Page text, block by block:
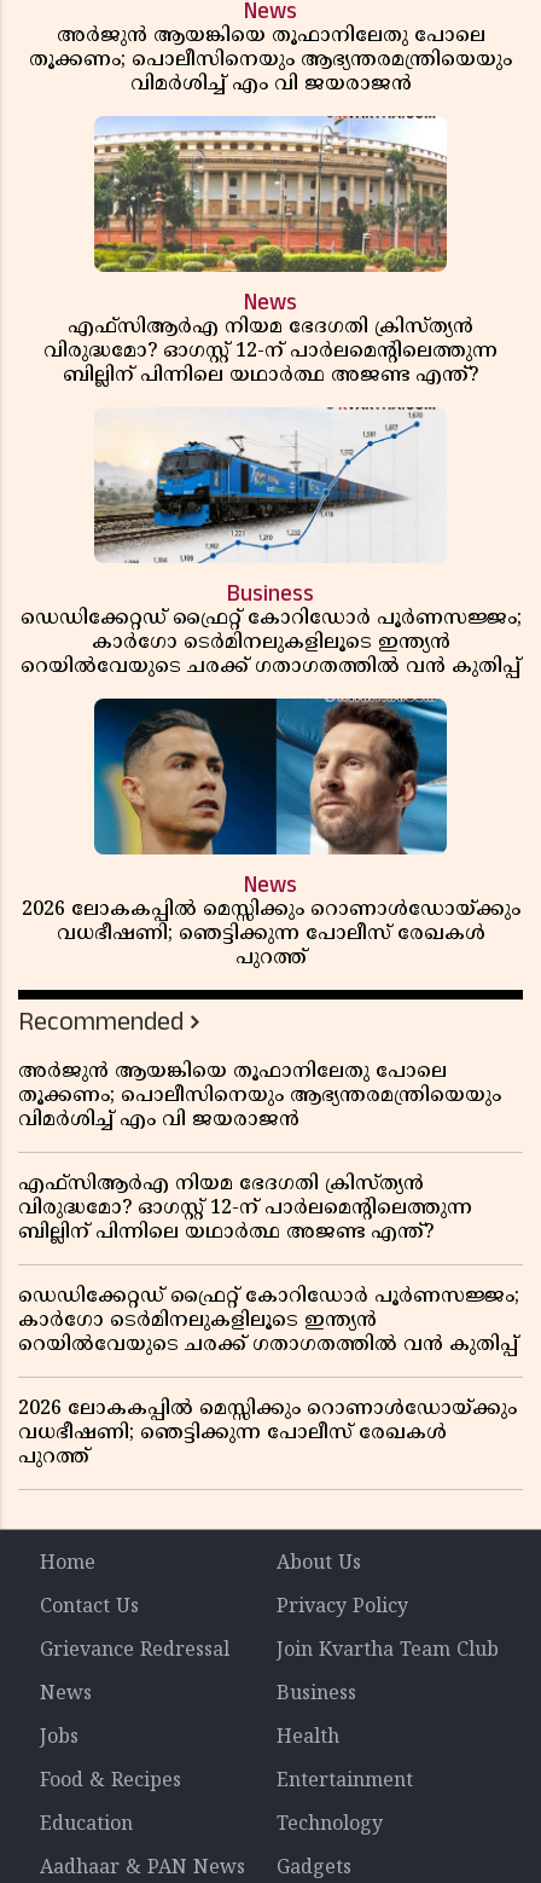
News
അർജുൻ ആയങ്കിയെ തൂഫാനിലേതു പോലെ
തൂക്കണം; പൊലീസിനെയും ആഭ്യന്തരമന്ത്രിയെയും
വിമർശിച്ച് എം വി ജയരാജൻ
News
എഫ്സിആർഎ നിയമ ഭേദഗതി ക്രിസ്ത്യൻ
വിരുദ്ധമോ? ഓഗസ്റ്റ് 12-ന് പാർലമെന്റിലെത്തുന്ന
ബില്ലിന് പിന്നിലെ യഥാർത്ഥ അജണ്ട എന്ത്?
Business
ഡെഡിക്കേറ്റഡ് ഫ്രൈറ്റ് കോറിഡോർ പൂർണസജ്ജം;
കാർഗോ ടെർമിനലുകളിലൂടെ ഇന്ത്യൻ
റെയിൽവേയുടെ ചരക്ക് ഗതാഗതത്തിൽ വൻ കുതിപ്പ്
News
2026 ലോകകപ്പിൽ മെസ്സിക്കും റൊണാൾഡോയ്ക്കും
വധഭീഷണി; ഞെട്ടിക്കുന്ന പോലീസ് രേഖകൾ
പുറത്ത്
Recommended
അർജുൻ ആയങ്കിയെ തൂഫാനിലേതു പോലെ
തൂക്കണം; പൊലീസിനെയും ആഭ്യന്തരമന്ത്രിയെയും
വിമർശിച്ച് എം വി ജയരാജൻ
എഫ്സിആർഎ നിയമ ഭേദഗതി ക്രിസ്ത്യൻ
വിരുദ്ധമോ? ഓഗസ്റ്റ് 12-ന് പാർലമെന്റിലെത്തുന്ന
ബില്ലിന് പിന്നിലെ യഥാർത്ഥ അജണ്ട എന്ത്?
ഡെഡിക്കേറ്റഡ് ഫ്രൈറ്റ് കോറിഡോർ പൂർണസജ്ജം;
കാർഗോ ടെർമിനലുകളിലൂടെ ഇന്ത്യൻ
റെയിൽവേയുടെ ചരക്ക് ഗതാഗതത്തിൽ വൻ കുതിപ്പ്
2026 ലോകകപ്പിൽ മെസ്സിക്കും റൊണാൾഡോയ്ക്കും
വധഭീഷണി; ഞെട്ടിക്കുന്ന പോലീസ് രേഖകൾ
പുറത്ത്
Home
About Us
Contact Us
Privacy Policy
Grievance Redressal
Join Kvartha Team Club
News
Business
Jobs
Health
Food & Recipes
Entertainment
Education
Technology
Aadhaar & PAN News
Gadgets